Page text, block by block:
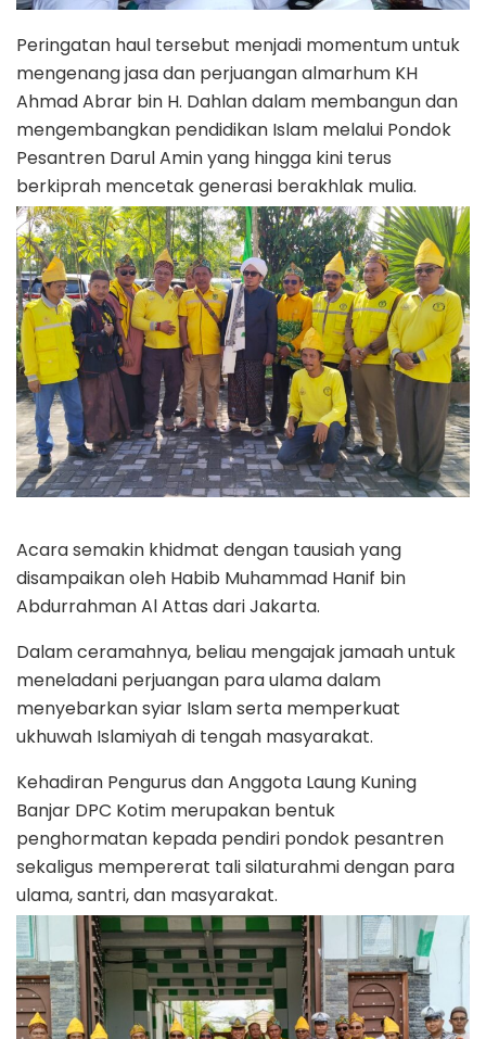
Peringatan haul tersebut menjadi momentum untuk
mengenang jasa dan perjuangan almarhum KH
Ahmad Abrar bin H. Dahlan dalam membangun dan
mengembangkan pendidikan Islam melalui Pondok
Pesantren Darul Amin yang hingga kini terus
berkiprah mencetak generasi berakhlak mulia.
Acara semakin khidmat dengan tausiah yang
disampaikan oleh Habib Muhammad Hanif bin
Abdurrahman Al Attas dari Jakarta.
Dalam ceramahnya, beliau mengajak jamaah untuk
meneladani perjuangan para ulama dalam
menyebarkan syiar Islam serta memperkuat
ukhuwah Islamiyah di tengah masyarakat.
Kehadiran Pengurus dan Anggota Laung Kuning
Banjar DPC Kotim merupakan bentuk
penghormatan kepada pendiri pondok pesantren
sekaligus mempererat tali silaturahmi dengan para
ulama, santri, dan masyarakat.